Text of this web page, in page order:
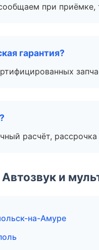
при
гарантия?
расчёт,
и
на-Амуре